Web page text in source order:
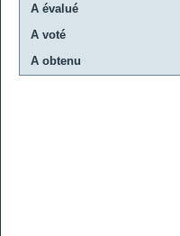
A évalué
A voté
A obtenu